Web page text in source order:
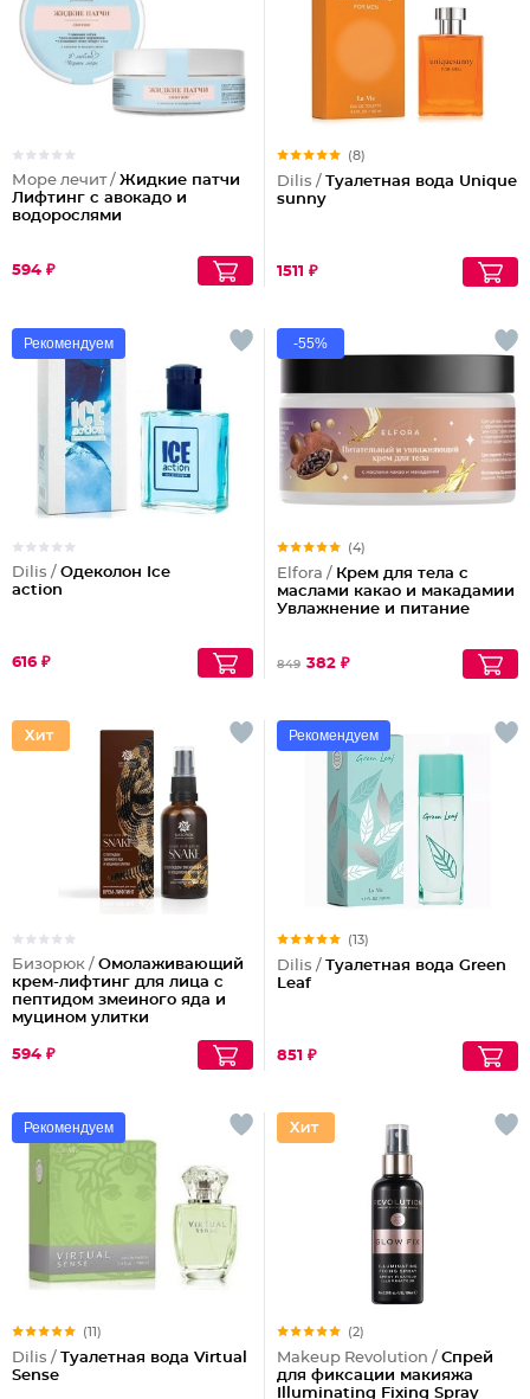
Море лечит / Жидкие патчи
Лифтинг с авокадо и
водорослями
594 ₽
(8)
Dilis / Туалетная вода Unique
sunny
1511 ₽
Рекомендуем
Dilis / Одеколон Ice
action
616 ₽
-55%
(4)
Elfora / Крем для тела с
маслами какао и макадамии
Увлажнение и питание
849 382 ₽
Бизорюк / Омолаживающий
крем-лифтинг для лица с
пептидом змеиного яда и
муцином улитки
594 ₽
Рекомендуем
(13)
Dilis / Туалетная вода Green
Leaf
851 ₽
Рекомендуем
(11)
Dilis / Туалетная вода Virtual
Sense
(2)
Makeup Revolution / Спрей
для фиксации макияжа
Illuminating Fixing Spray